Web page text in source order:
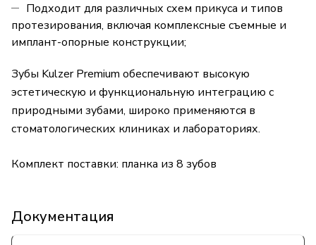
Подходит для различных схем прикуса и типов
протезирования, включая комплексные съемные и
имплант-опорные конструкции;
Зубы Kulzer Premium обеспечивают высокую
эстетическую и функциональную интеграцию с
природными зубами, широко применяются в
стоматологических клиниках и лабораториях.
Комплект поставки: планка из 8 зубов
Документация